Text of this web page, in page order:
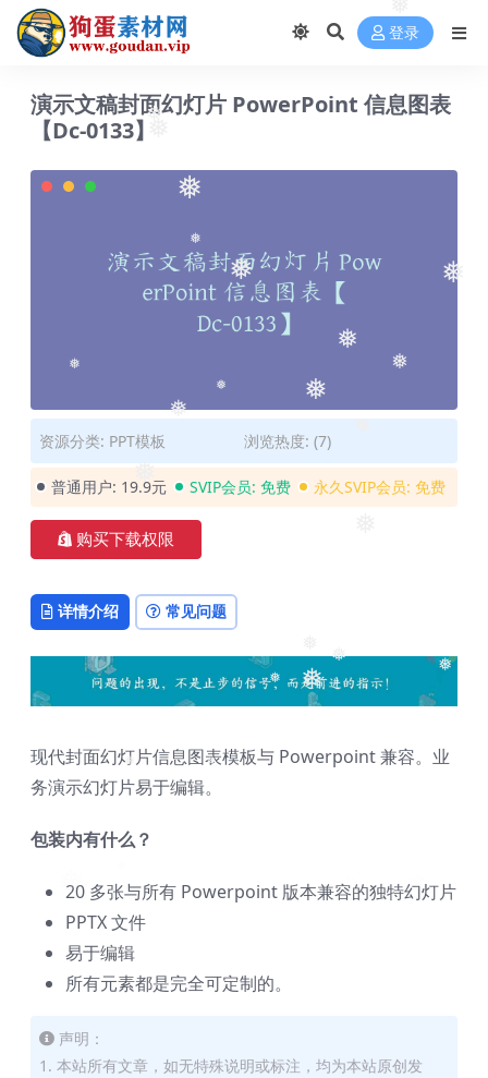
❅
❅
❅
❅
❅
❅
❅
❅
❅
❅
❅
❅
❅
❅
❅
登录
演示文稿封面幻灯片 PowerPoint 信息图表
【Dc-0133】
资源分类: PPT模板 浏览热度: (7)
普通用户: 19.9元 SVIP会员: 免费 永久SVIP会员: 免费
购买下载权限
详情介绍 常见问题
现代封面幻灯片信息图表模板与 Powerpoint 兼容。业
务演示幻灯片易于编辑。
包装内有什么？
20 多张与所有 Powerpoint 版本兼容的独特幻灯片
PPTX 文件
易于编辑
所有元素都是完全可定制的。
声明：
1. 本站所有文章，如无特殊说明或标注，均为本站原创发